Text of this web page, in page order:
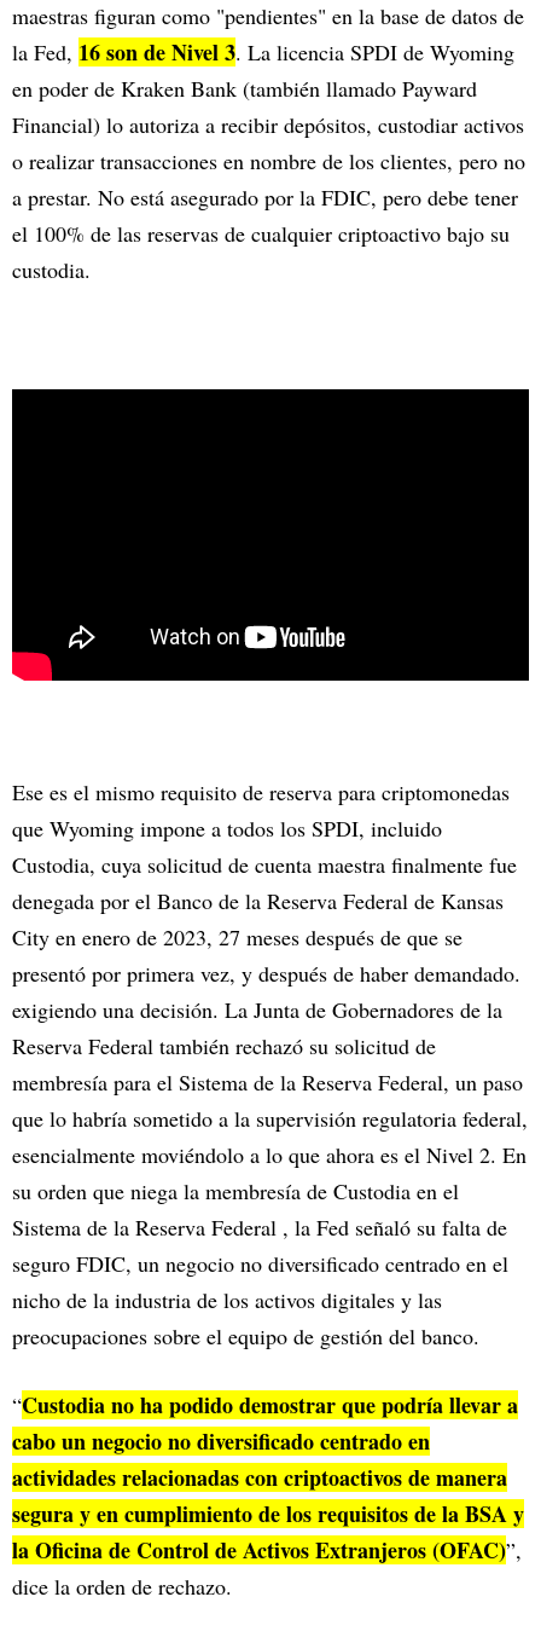
maestras figuran como "pendientes" en la base de datos de
la Fed, 16 son de Nivel 3. La licencia SPDI de Wyoming
en poder de Kraken Bank (también llamado Payward
Financial) lo autoriza a recibir depósitos, custodiar activos
o realizar transacciones en nombre de los clientes, pero no
a prestar. No está asegurado por la FDIC, pero debe tener
el 100% de las reservas de cualquier criptoactivo bajo su
custodia.
Ese es el mismo requisito de reserva para criptomonedas
que Wyoming impone a todos los SPDI, incluido
Custodia, cuya solicitud de cuenta maestra finalmente fue
denegada por el Banco de la Reserva Federal de Kansas
City en enero de 2023, 27 meses después de que se
presentó por primera vez, y después de haber demandado.
exigiendo una decisión. La Junta de Gobernadores de la
Reserva Federal también rechazó su solicitud de
membresía para el Sistema de la Reserva Federal, un paso
que lo habría sometido a la supervisión regulatoria federal,
esencialmente moviéndolo a lo que ahora es el Nivel 2. En
su orden que niega la membresía de Custodia en el
Sistema de la Reserva Federal , la Fed señaló su falta de
seguro FDIC, un negocio no diversificado centrado en el
nicho de la industria de los activos digitales y las
preocupaciones sobre el equipo de gestión del banco.
“Custodia no ha podido demostrar que podría llevar a
cabo un negocio no diversificado centrado en
actividades relacionadas con criptoactivos de manera
segura y en cumplimiento de los requisitos de la BSA y
la Oficina de Control de Activos Extranjeros (OFAC)”,
dice la orden de rechazo.